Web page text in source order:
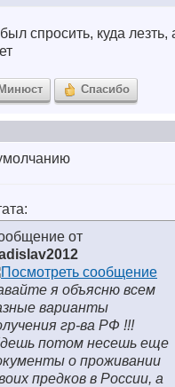
спросить, куда лезть,
Спасибо
от
я объясню всем
варианты
гр-ва РФ !!!
потом несешь еще
о проживании
предков в России, а